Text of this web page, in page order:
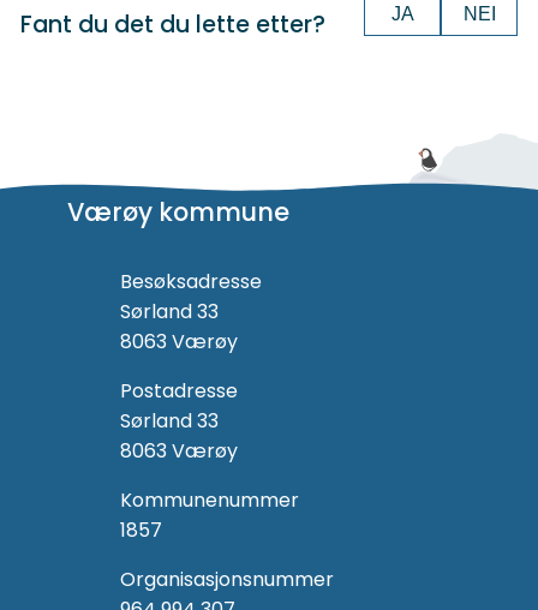
Fant du det du lette etter? JA NEI
Værøy kommune
Besøksadresse
Sørland 33
8063 Værøy
Postadresse
Sørland 33
8063 Værøy
Kommunenummer
1857
Organisasjonsnummer